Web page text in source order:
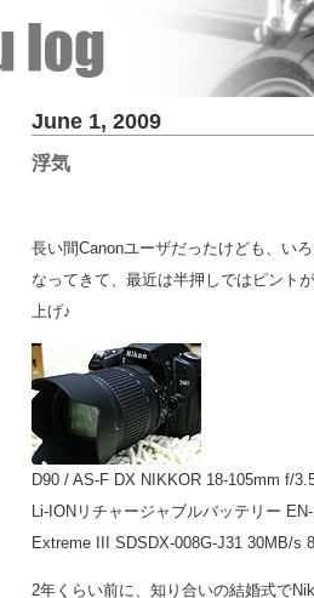
June 1, 2009
浮気
長い間Canonユーザだったけども、い
なってきて、最近は半押しではピント
上げ♪
D90 / AS-F DX NIKKOR 18-105mm f/
Li-IONリチャージャブルバッテリー
Extreme III SDSDX-008G-J31 30MB/s
2年くらい前に、知り合いの結婚式で